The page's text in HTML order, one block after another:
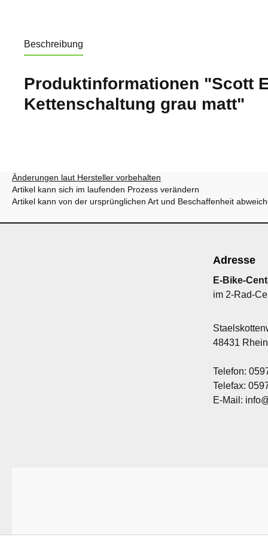
Beschreibung
Produktinformationen "Scott
Kettenschaltung grau matt"
Änderungen laut Hersteller vorbehalten
Artikel kann sich im laufenden Prozess verändern
Artikel kann von der ursprünglichen Art und Beschaffenheit
Adresse
E-Bike-
im 2-Rad-
48431
Telefon:
Telefax:
E-Mail: